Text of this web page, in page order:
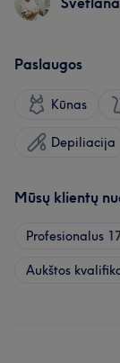
Paslaugos
Kūnas
Depiliacija
Mūsų klientų
Profesionalus
Aukštos